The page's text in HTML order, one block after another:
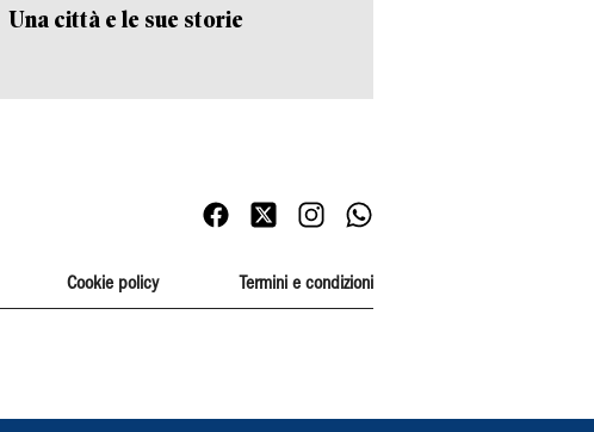
Una città e le sue storie
Cookie policy Termini e condizioni